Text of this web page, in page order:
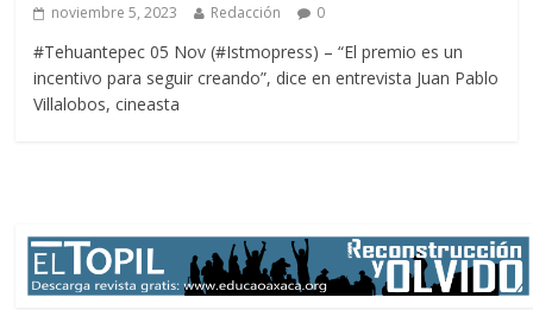
noviembre 5, 2023 Redacción 0
#Tehuantepec 05 Nov (#Istmopress) – “El premio es un
incentivo para seguir creando”, dice en entrevista Juan Pablo
Villalobos, cineasta